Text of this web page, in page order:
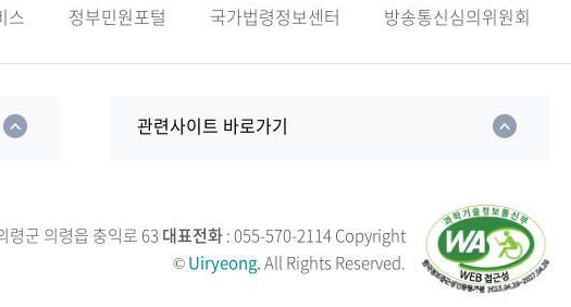
스 정부민원포털 국가법령정보센터 방송통신심의위원회
관련사이트 바로가기
령군 의령읍 충익로 63 대표전화: 055-570-2114Copyright
©Uiryeong.All Rights Reserved.